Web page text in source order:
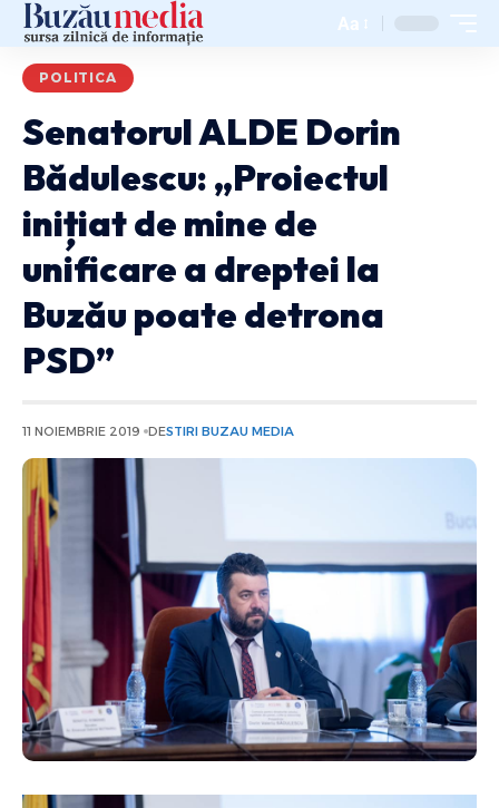
Aa
POLITICA
Senatorul ALDE Dorin
Bădulescu: „Proiectul
inițiat de mine de
unificare a dreptei la
Buzău poate detrona
PSD”
11 NOIEMBRIE 2019 DESTIRI BUZAU MEDIA